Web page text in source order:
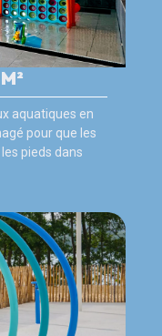
aquatiques en
pour que les
pieds dans